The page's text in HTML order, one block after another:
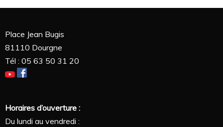
Place Jean Bugis
81110 Dourgne
Tél : 05 63 50 31 20
Horaires d’ouverture :
Du lundi au vendredi :